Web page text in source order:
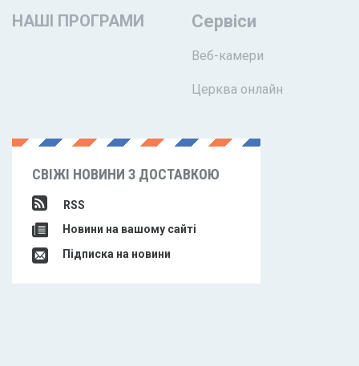
НАШІ ПРОГРАМИ Сервіси
Веб-камери
Церква онлайн
СВІЖІ НОВИНИ З ДОСТАВКОЮ
RSS
Новини на вашому сайті
Підписка на новини